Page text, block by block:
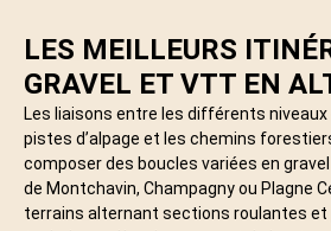
LES MEILLEURS
GRAVEL ET VTT EN
Les liaisons entre les différents niveaux
pistes d’alpage et les chemins
composer des boucles variées en
de Montchavin, Champagny ou Plagne
terrains alternant sections roulantes et